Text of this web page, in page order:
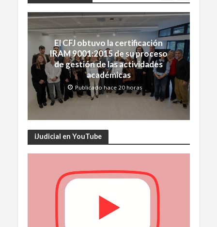
El CFJ obtuvo la certificación
IRAM 9001:2015 de su proceso
de gestión de las actividades
académicas
Publicado hace 20 horas
iJudicial en YouTube